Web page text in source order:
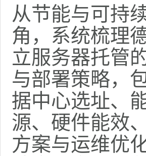
托管选型与部署策略
从节能与可持
角，系统梳理
立服务器托管
与部署策略，
据中心选址、
源、硬件能效
方案与运维优